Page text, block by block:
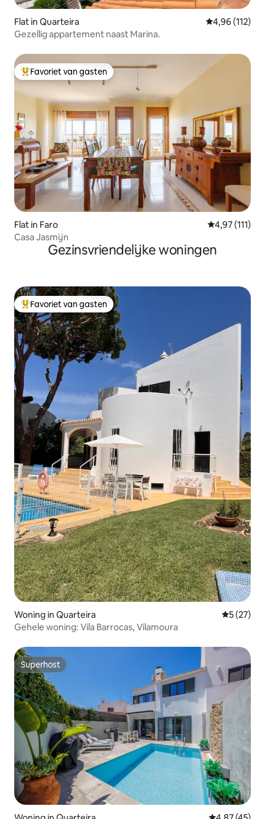
Flat in Quarteira Gemiddelde
4,96 (112)
Gezellig appartement naast Marina.
Topfavoriet van gasten
Favoriet van gasten
Flat in Faro Gemiddelde
4,97 (111)
Casa Jasmijn
Gezinsvriendelijke woningen
Topfavoriet van gasten
Favoriet van gasten
Woning in Quarteira
5 (27)
Gehele woning: Vila Barrocas, Vilamoura
Superhost
Superhost